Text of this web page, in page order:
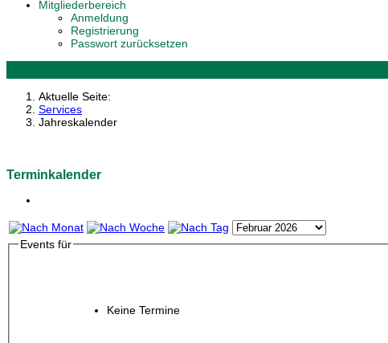
Mitgliederbereich
Anmeldung
Registrierung
Passwort zurücksetzen
Aktuelle Seite:
Services
Jahreskalender
Terminkalender
Events für
Keine Termine